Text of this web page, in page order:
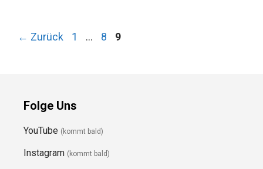
← Zurück Seite
1 … Seite
8 Seite
9
Folge Uns
YouTube (kommt bald)
Instagram (kommt bald)